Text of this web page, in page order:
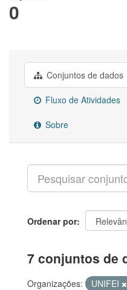
0
Conjuntos de dados
Fluxo de Atividades
Sobre
Ordenar por
7 conjuntos de
Organizações: UNIFEI